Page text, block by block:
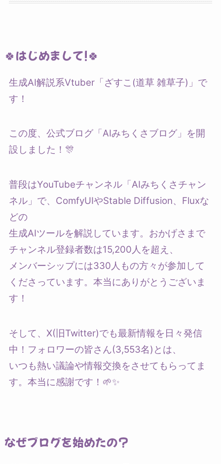
🍀はじめまして!🍀
生成AI解説系Vtuber「ざすこ(道草 雑草子)」で
す！
この度、公式ブログ「AIみちくさブログ」を開
設しました！🎊
普段はYouTubeチャンネル「AIみちくさチャン
ネル」で、ComfyUIやStable Diffusion、Fluxな
どの
生成AIツールを解説しています。おかげさまで
チャンネル登録者数は15,200人を超え、
メンバーシップには330人もの方々が参加して
くださっています。本当にありがとうございま
す！
そして、X(旧Twitter)でも最新情報を日々発信
中！フォロワーの皆さん(3,553名)とは、
いつも熱い議論や情報交換をさせてもらってま
す。本当に感謝です！🌱✨
なぜブログを始めたの?